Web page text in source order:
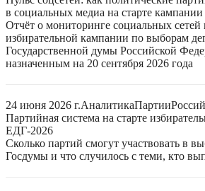
в социальных медиа на старте кампании
Отчёт о мониторинге социальных сетей
избирательной кампании по выборам
Государственной думы Российской
назначенным на 20 сентября 2026 года
24 июня 2026 г.АналитикаПартии
Партийная система на старте
ЕДГ-2026
Сколько партий смогут участвовать в
Госдумы и что случилось с теми, кто